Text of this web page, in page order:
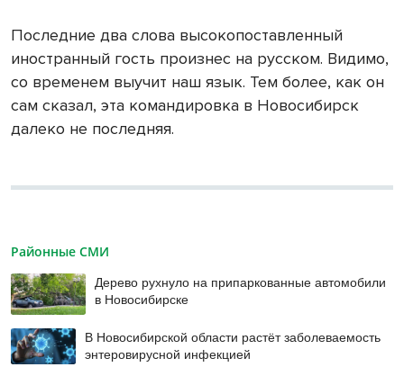
Последние два слова высокопоставленный
иностранный гость произнес на русском. Видимо,
со временем выучит наш язык. Тем более, как он
сам сказал, эта командировка в Новосибирск
далеко не последняя.
Районные СМИ
Дерево рухнуло на припаркованные автомобили
в Новосибирске
В Новосибирской области растёт заболеваемость
энтеровирусной инфекцией